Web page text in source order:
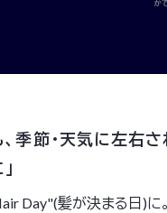
季節・天気に左右さ
Day"(髪が決まる日)に。